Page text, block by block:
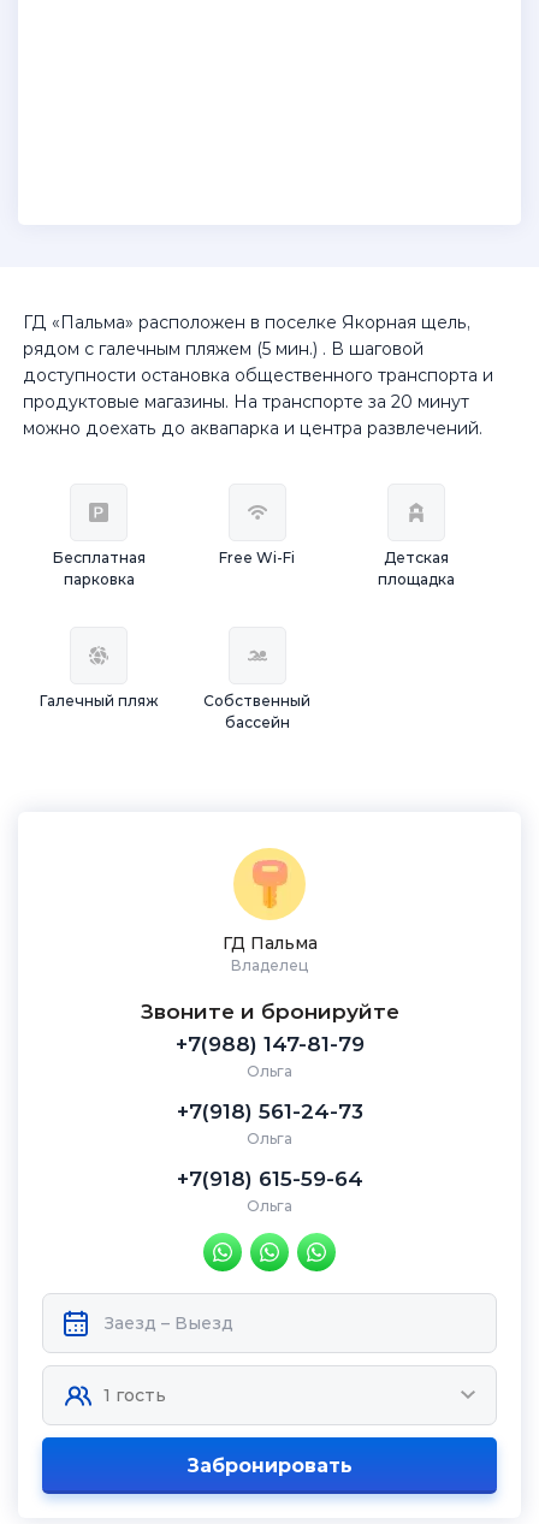
ГД «Пальма» расположен в поселке Якорная щель,
рядом с галечным пляжем (5 мин.) . В шаговой
доступности остановка общественного транспорта и
продуктовые магазины. На транспорте за 20 минут
можно доехать до аквапарка и центра развлечений.
Бесплатная
парковка
Free Wi-Fi
Детская
площадка
Галечный пляж
Собственный
бассейн
ГД Пальма
Владелец
Звоните и бронируйте
+7(988) 147-81-79
Ольга
+7(918) 561-24-73
Ольга
+7(918) 615-59-64
Ольга
Забронировать